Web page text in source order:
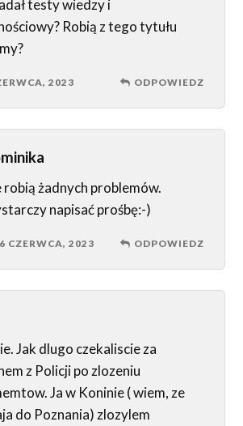
testy wiedzy i
Robią z tego tytułu
2023 ODPOWIEDZ
robią żadnych problemów.
napisać prośbę:-)
CZERWCA, 2023 ODPOWIEDZ
Jak dlugo czekaliscie za
z Policji po zlozeniu
Ja w Koninie ( wiem, ze
do Poznania) zlozylem